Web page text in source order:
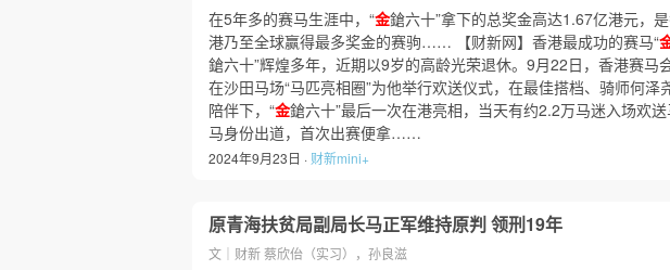
在5年多的赛马生涯中，“金鎗六十”拿下的总奖金高达1.67亿港元，
港乃至全球赢得最多奖金的赛驹…… 【财新网】香港最成功的赛马“
鎗六十”辉煌多年，近期以9岁的高龄光荣退休。9月22日，香港赛马
在沙田马场“马匹亮相圈”为他举行欢送仪式，在最佳搭档、骑师何泽
陪伴下，“金鎗六十”最后一次在港亮相，当天有约2.2万马迷入场欢送
马身份出道，首次出赛便拿……
2024年9月23日 · 财新mini+
原青海扶贫局副局长马正军维持原判 领刑19年
文｜财新 蔡欣佁（实习），孙良滋